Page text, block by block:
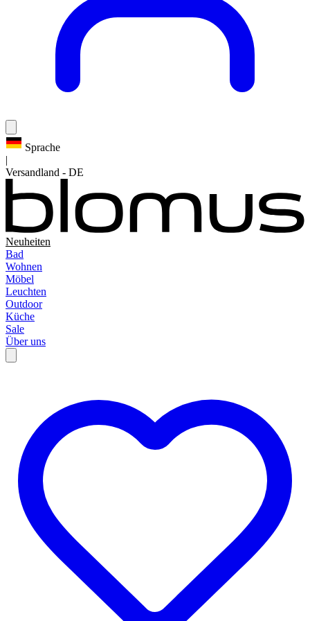
Sprache
|
Versandland - DE
Neuheiten
Bad
Wohnen
Möbel
Leuchten
Outdoor
Küche
Sale
Über uns